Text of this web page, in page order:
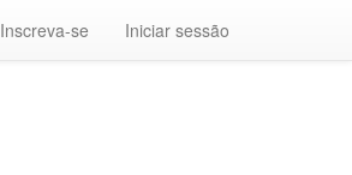
Inscreva-se Iniciar sessão